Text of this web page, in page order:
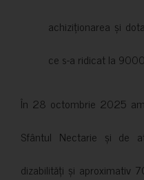
achiziționarea și
ce s-a ridicat la
În 28 octombrie 2025
Sfântul Nectarie și de
dizabilități și aproximativ